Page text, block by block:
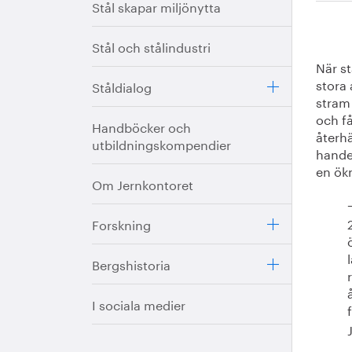
Stål skapar miljönytta
Stål och stålindustri
Ståldialog
Handböcker och
utbildningskompendier
Om Jernkontoret
Forskning
Bergshistoria
I sociala medier
När
stora
och
en